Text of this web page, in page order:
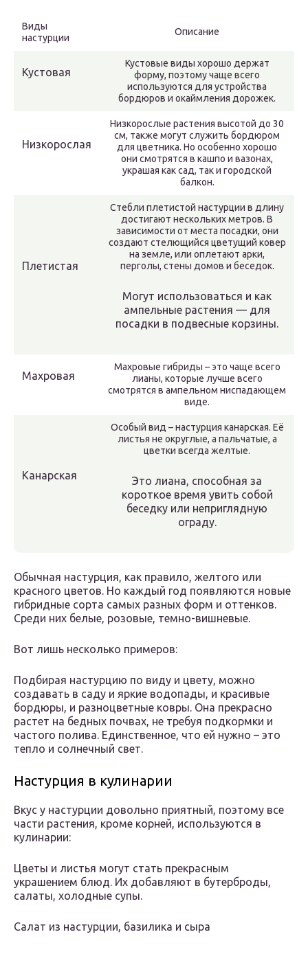
Виды
настурции
Описание
Кустовая
Кустовые виды хорошо держат
форму, поэтому чаще всего
используются для устройства
бордюров и окаймления дорожек.
Низкорослая
Низкорослые растения высотой до 30
см, также могут служить бордюром
для цветника. Но особенно хорошо
они смотрятся в кашпо и вазонах,
украшая как сад, так и городской
балкон.
Плетистая
Стебли плетистой настурции в длину
достигают нескольких метров. В
зависимости от места посадки, они
создают стелющийся цветущий ковер
на земле, или оплетают арки,
перголы, стены домов и беседок.
Могут использоваться и как
ампельные растения — для
посадки в подвесные корзины.
Махровая
Махровые гибриды – это чаще всего
лианы, которые лучше всего
смотрятся в ампельном ниспадающем
виде.
Канарская
Особый вид – настурция канарская. Её
листья не округлые, а пальчатые, а
цветки всегда желтые.
Это лиана, способная за
короткое время увить собой
беседку или неприглядную
ограду.
Обычная настурция, как правило, желтого или
красного цветов. Но каждый год появляются новые
гибридные сорта самых разных форм и оттенков.
Среди них белые, розовые, темно-вишневые.
Вот лишь несколько примеров:
Подбирая настурцию по виду и цвету, можно
создавать в саду и яркие водопады, и красивые
бордюры, и разноцветные ковры. Она прекрасно
растет на бедных почвах, не требуя подкормки и
частого полива. Единственное, что ей нужно – это
тепло и солнечный свет.
Настурция в кулинарии
Вкус у настурции довольно приятный, поэтому все
части растения, кроме корней, используются в
кулинарии:
Цветы и листья могут стать прекрасным
украшением блюд. Их добавляют в бутерброды,
салаты, холодные супы.
Салат из настурции, базилика и сыра